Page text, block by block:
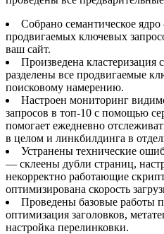
Собрано семантическое
продвигаемых ключевых
ваш сайт.
Произведена кластеризация
разделены все продвигаемые
поисковому намерению.
Настроен мониторинг
запросов в топ-10 с помощью
помогает ежедневно
в целом и линкбилдинга в
Устранены технические
— склеены дубли страниц,
некорректно работающие
оптимизирована скорость
Проведены базовые работы
оптимизация заголовков,
настройка перелинковки.